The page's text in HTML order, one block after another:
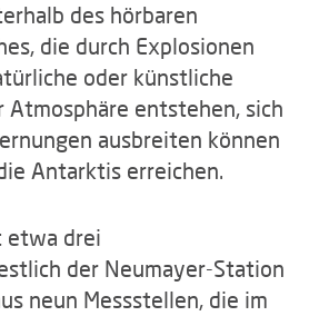
des hörbaren
die durch Explosionen
oder künstliche
Atmosphäre entstehen, sich
ausbreiten können
Antarktis erreichen.
etwa drei
der Neumayer-Station
neun Messstellen, die im